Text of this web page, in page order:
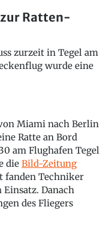
Ratten-
zurzeit in Tegel am
wurde eine
Miami nach Berlin
Ratte an Bord
am Flughafen Tegel
die Bild-Zeitung
fanden Techniker
Danach
des Fliegers